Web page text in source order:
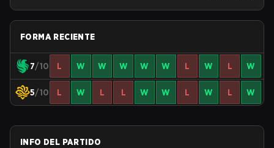
FORMA RECIENTE
7/10 L W W W W W L W L W
5/10 L W L L W W L W L W
INFO DEL PARTIDO